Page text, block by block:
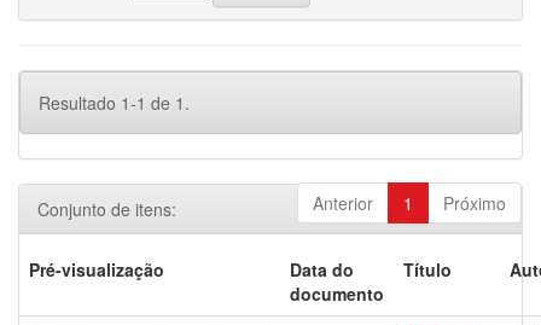
Resultado 1-1 de 1.
Anterior 1 Próximo
Conjunto de itens:
Pré-visualização
Data do
documento
Título